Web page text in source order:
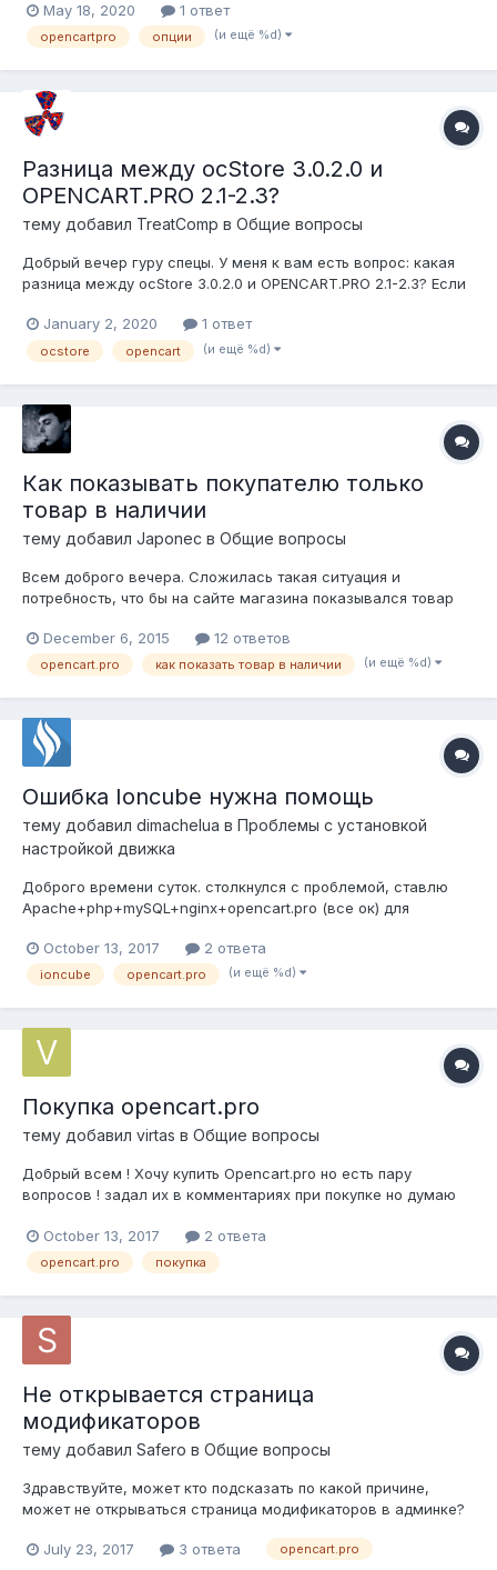
https://www.opencart.com/index.php?
route=marketplace/extension/info&extension_id=38633&filter_se
May 18, 2020 1 ответ
opencartpro опции (и ещё %d)
Разница между ocStore 3.0.2.0 и
OPENCART.PRO 2.1-2.3?
тему добавил TreatComp в Общие вопросы
Добрый вечер гуру спецы. У меня к вам есть вопрос: какая
разница между ocStore 3.0.2.0 и OPENCART.PRO 2.1-2.3? Если
по этому вопросу. Заранее огромное спасибо, низкий поклон
. P.S. Хочу понять стоит покупать OPENCART.PRO 2.1-2.3...
January 2, 2020 1 ответ
ocstore opencart (и ещё %d)
Как показывать покупателю только
товар в наличии
тему добавил Japonec в Общие вопросы
Всем доброго вечера. Сложилась такая ситуация и
потребность, что бы на сайте магазина показывался товар
просто галочку ставишь и скрваеться товар оторого нету в
наличии, но мне нужно что бы сразу показывались товары
December 6, 2015 12 ответов
opencart.pro как показать товар в наличии (и ещё %d)
Ошибка Ioncube нужна помощь
тему добавил dimachelua в Проблемы с установкой
настройкой движка
Доброго времени суток. столкнулся с проблемой, ставлю
Apache+php+mySQL+nginx+opencart.pro (все ок) для
ставлю все слетает (разве что админка работает) HTTP
ERROR 500 конфигурация Ubuntu Zesty (17.04) (GNU/Linux
October 13, 2017 2 ответа
ioncube opencart.pro (и ещё %d)
Покупка opencart.pro
тему добавил virtas в Общие вопросы
Добрый всем ! Хочу купить Opencart.pro но есть пару
вопросов ! задал их в комментариях при покупке но думаю
активации - переделаю под себя стандартный шаблон -
займусь наполнением !!! И только потом хочу скопировать
магазин уже с...
October 13, 2017 2 ответа
opencart.pro покупка
Не открывается страница
модификаторов
тему добавил Safero в Общие вопросы
Здравствуйте, может кто подсказать по какой причине,
может не открываться страница модификаторов в админке?
Сегодня при попытке входа на страница модификаторов в
July 23, 2017 3 ответа opencart.pro